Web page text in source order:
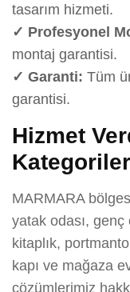
tasarım hizmeti.
✓ Profesyonel
montaj garantisi.
✓ Garanti: Tüm
garantisi.
Hizmet
MARMARA
yatak odası, genç
kitaplık,
kapı ve mağaza
çözümlerimiz